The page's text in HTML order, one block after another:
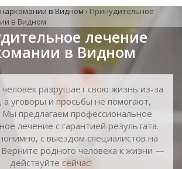
в Видном › Принудительное
в Видном
лечение
в Видном
человек разрушает свою жизнь из-за
а уговоры и просьбы не помогают,
Мы предлагаем профессиональное
лечение с гарантией результата.
с выездом специалистов на
родного человека к жизни —
действуйте сейчас!